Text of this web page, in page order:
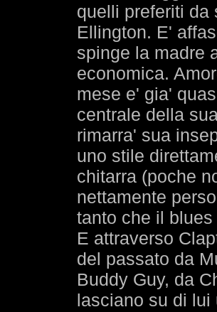
quelli preferiti da
Ellington. E'
spinge la madre
economica.
mese e' gia'
centrale della
rimarra' sua
uno stile
chitarra (poche
nettamente
tanto che il
E attraverso
del passato da
Buddy Guy, da
lasciano su di lui